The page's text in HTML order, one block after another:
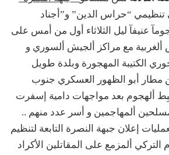
تنظيمي “حراس الدين” و”أجناد
عنيفآ ليل الثلاثاء أول من أمس على
ألغربية مع مراكز ألجيش ألسوري و
الكتيبة المهجورة وبلدة طويل
مطار أبو الظهور العسكري جنوب
ألهجوم بعد مواجهات دامية إسفرت
ألمهاجمين و أسر عدد منهم ..
إعلان جبهة النصرة التابعة لتنظيم
التركي ألمزمع على المقاتلين الأكراد